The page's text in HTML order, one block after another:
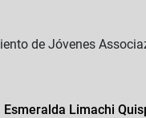
de Jóvenes
Limachi